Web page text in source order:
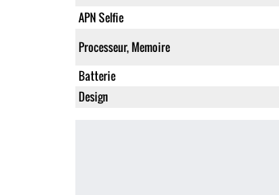
APN Selfie
Processeur, Memoire
Batterie
Design